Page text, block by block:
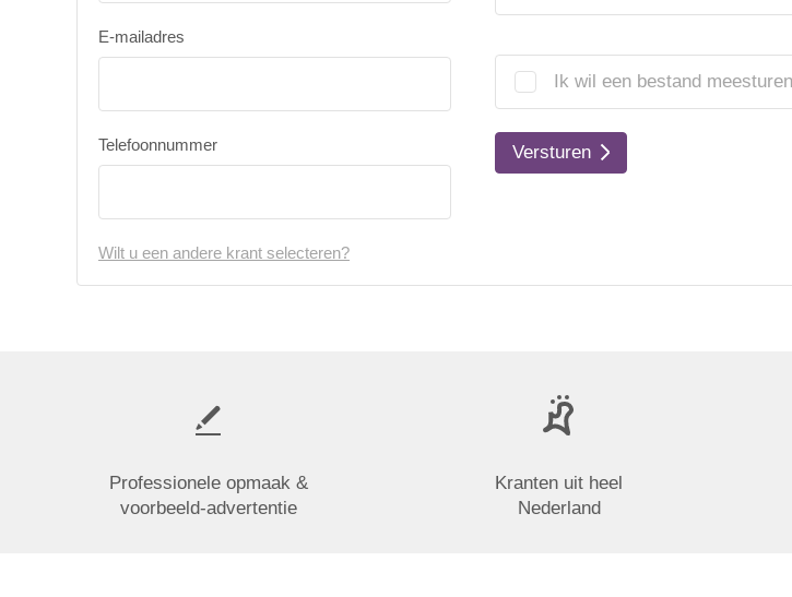
E-mailadres
Telefoonnummer
Ik wil een bestand meesturen
Versturen
Wilt u een andere krant selecteren?
Professionele opmaak &
voorbeeld-advertentie
Kranten uit heel
Nederland